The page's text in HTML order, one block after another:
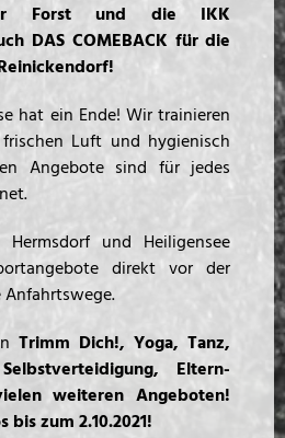
Forst und die IKK
DAS COMEBACK für die
hat ein Ende! Wir trainieren
Luft und hygienisch
Angebote sind für jedes
und Heiligensee
direkt vor der
Trimm Dich!, Yoga, Tanz,
Eltern-
weiteren Angeboten!
zum 2.10.2021!